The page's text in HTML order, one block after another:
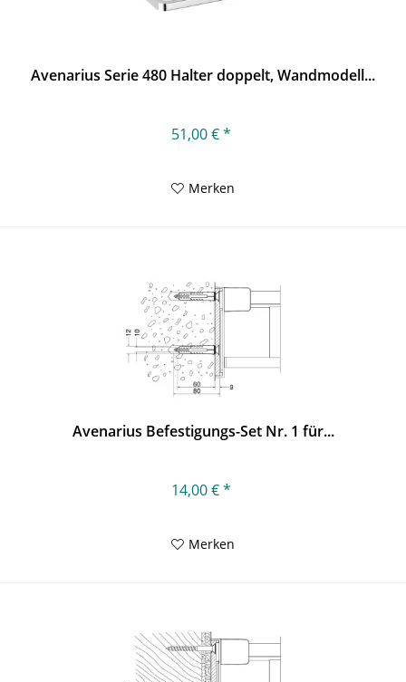
Avenarius Serie 480 Halter doppelt, Wandmodell...
51,00 € *
Merken
Avenarius Befestigungs-Set Nr. 1 für...
14,00 € *
Merken